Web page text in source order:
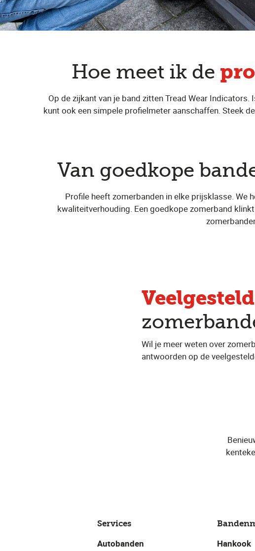
Hoe meet ik de
Op de zijkant van je band zitten Tread Wear
kunt ook een simpele profielmeter aanschaffen. Steek
Van goedkope
Profile heeft zomerbanden in elke prijsklasse. We
kwaliteitverhouding. Een goedkope zomerband
Wil je meer weten over
antwoorden op de
Services
Autobanden Hankook